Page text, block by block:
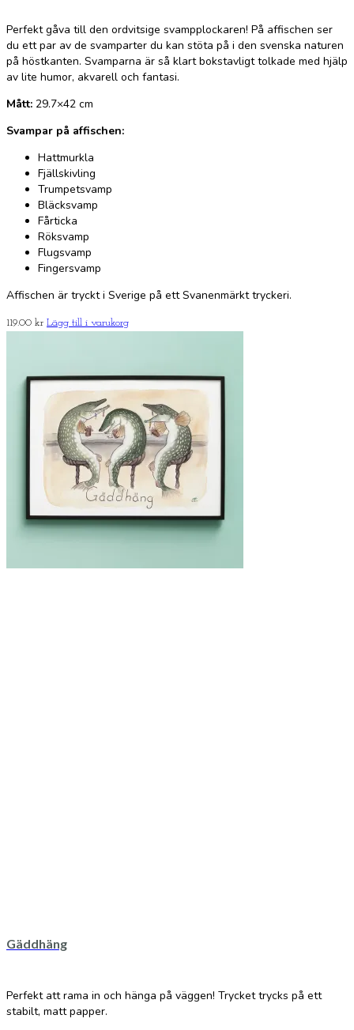
Perfekt gåva till den ordvitsige svampplockaren! På affischen ser
du ett par av de svamparter du kan stöta på i den svenska naturen
på höstkanten. Svamparna är så klart bokstavligt tolkade med hjälp
av lite humor, akvarell och fantasi.
Mått: 29.7×42 cm
Svampar på affischen:
Hattmurkla
Fjällskivling
Trumpetsvamp
Bläcksvamp
Fårticka
Röksvamp
Flugsvamp
Fingersvamp
Affischen är tryckt i Sverige på ett Svanenmärkt tryckeri.
119.00 kr Lägg till i varukorg
Gäddhäng
Perfekt att rama in och hänga på väggen! Trycket trycks på ett
stabilt, matt papper.